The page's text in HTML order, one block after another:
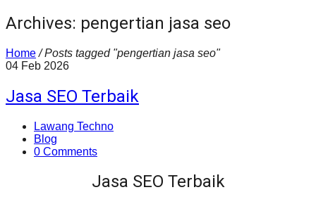
Archives: pengertian jasa seo
Home / Posts tagged "pengertian jasa seo"
04 Feb 2026
Jasa SEO Terbaik
Lawang Techno
Blog
0 Comments
Jasa SEO Terbaik